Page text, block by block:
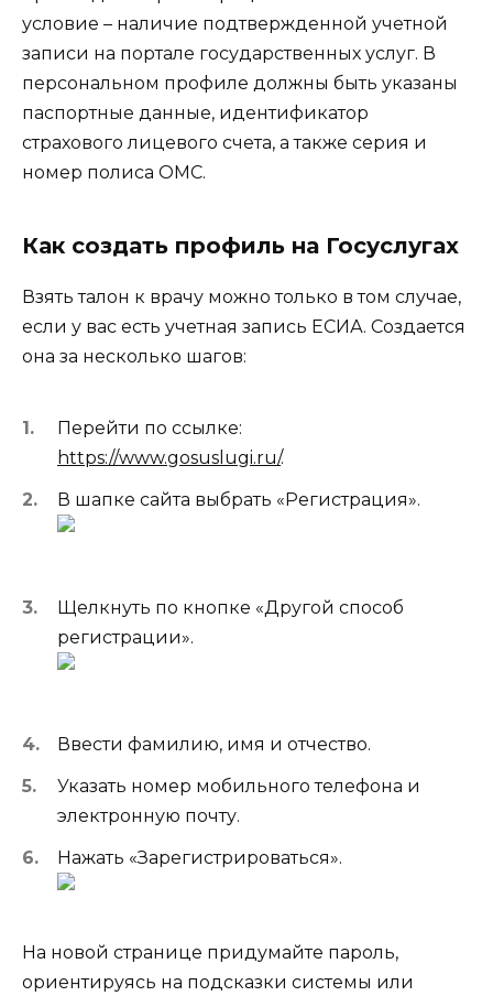
условие – наличие подтвержденной учетной
записи на портале государственных услуг. В
персональном профиле должны быть указаны
паспортные данные, идентификатор
страхового лицевого счета, а также серия и
номер полиса ОМС.
Как создать профиль на Госуслугах
Взять талон к врачу можно только в том случае,
если у вас есть учетная запись ЕСИА. Создается
она за несколько шагов:
Перейти по ссылке:
https://www.gosuslugi.ru/.
В шапке сайта выбрать «Регистрация».
Щелкнуть по кнопке «Другой способ
регистрации».
Ввести фамилию, имя и отчество.
Указать номер мобильного телефона и
электронную почту.
Нажать «Зарегистрироваться».
На новой странице придумайте пароль,
ориентируясь на подсказки системы или